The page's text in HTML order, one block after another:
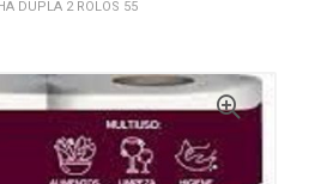
DUPLA 2 ROLOS 55